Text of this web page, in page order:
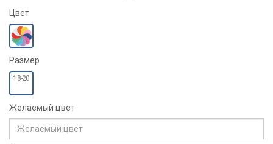
Цвет
Размер
18-20
Желаемый цвет